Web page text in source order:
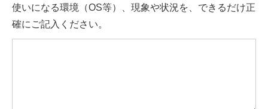
使いになる環境（OS等）、現象や状況を、できるだけ正
確にご記入ください。